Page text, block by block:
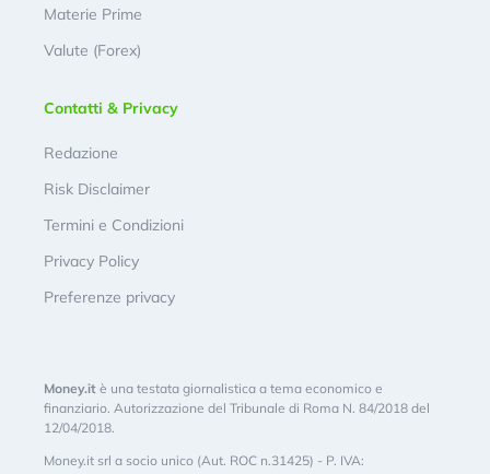
Materie Prime
Valute (Forex)
Contatti & Privacy
Redazione
Risk Disclaimer
Termini e Condizioni
Privacy Policy
Preferenze privacy
Money.it è una testata giornalistica a tema economico e
finanziario. Autorizzazione del Tribunale di Roma N. 84/2018 del
12/04/2018.
Money.it srl a socio unico (Aut. ROC n.31425) - P. IVA: